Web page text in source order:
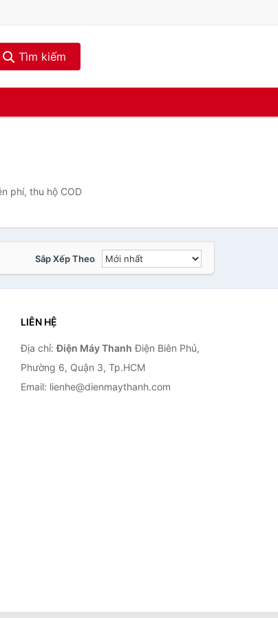
Tìm kiếm
phí, thu hộ COD
Sắp Xếp Theo
LIÊN HỆ
Địa chỉ:Điện Máy Thanh Điện Biên Phủ,
Phường 6, Quận 3, Tp.HCM
Email: lienhe@dienmaythanh.com